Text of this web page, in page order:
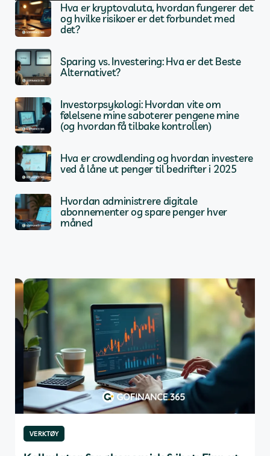
Hva er kryptovaluta, hvordan fungerer det
og hvilke risikoer er det forbundet med
det?
Sparing vs. Investering: Hva er det Beste
Alternativet?
Investorpsykologi: Hvordan vite om
følelsene mine saboterer pengene mine
(og hvordan få tilbake kontrollen)
Hva er crowdlending og hvordan investere
ved å låne ut penger til bedrifter i 2025
Hvordan administrere digitale
abonnementer og spare penger hver
måned
VERKTØY